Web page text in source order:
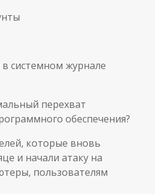
системном журнале
перехват
обеспечения?
которые вновь
и начали атаку на
пользователям